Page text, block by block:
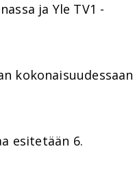
ja Yle TV1 -
kokonaisuudessaan
esitetään 6.